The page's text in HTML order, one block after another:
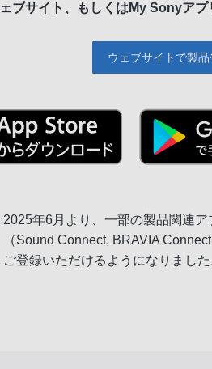
ブサイト、もしくは My Sonyアプ
ウェブサイトで製品
2025年6月より、一部の製品関連ア
（Sound Connect, BRAVIA
ご登録いただけるようになりました